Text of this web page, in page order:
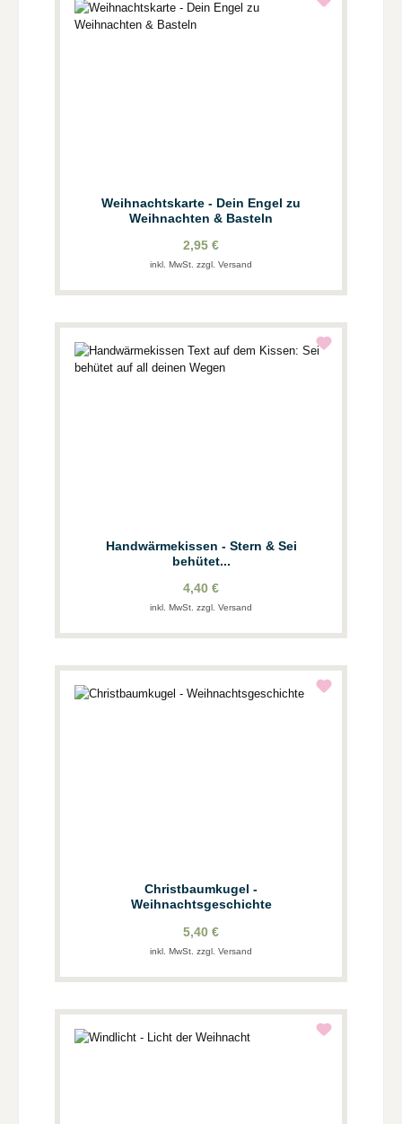
Weihnachtskarte - Dein Engel zu
Weihnachten & Basteln
2,95 €
inkl. MwSt. zzgl. Versand
Handwärmekissen - Stern & Sei
behütet...
4,40 €
inkl. MwSt. zzgl. Versand
Christbaumkugel -
Weihnachtsgeschichte
5,40 €
inkl. MwSt. zzgl. Versand